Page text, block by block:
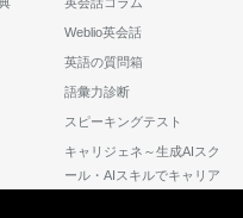
Weblio英会話
英語の質問箱
語彙力診断
スピーキングテスト
キャリジェネ～生成AIスク
ール・AIスキルでキャリア